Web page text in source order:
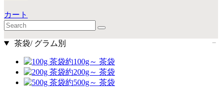
カート
茶袋/ グラム別
約100g～ 茶袋
約200g～ 茶袋
約500g～ 茶袋